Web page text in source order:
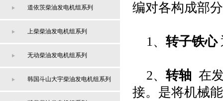
道依茨柴油发电机组系列
上柴柴油发电机组系列
无动柴油发电机组系列
韩国斗山大宇柴油发电机组系列
编对各构成部
1、 转子铁心
2、 转轴 在
接。是将机械